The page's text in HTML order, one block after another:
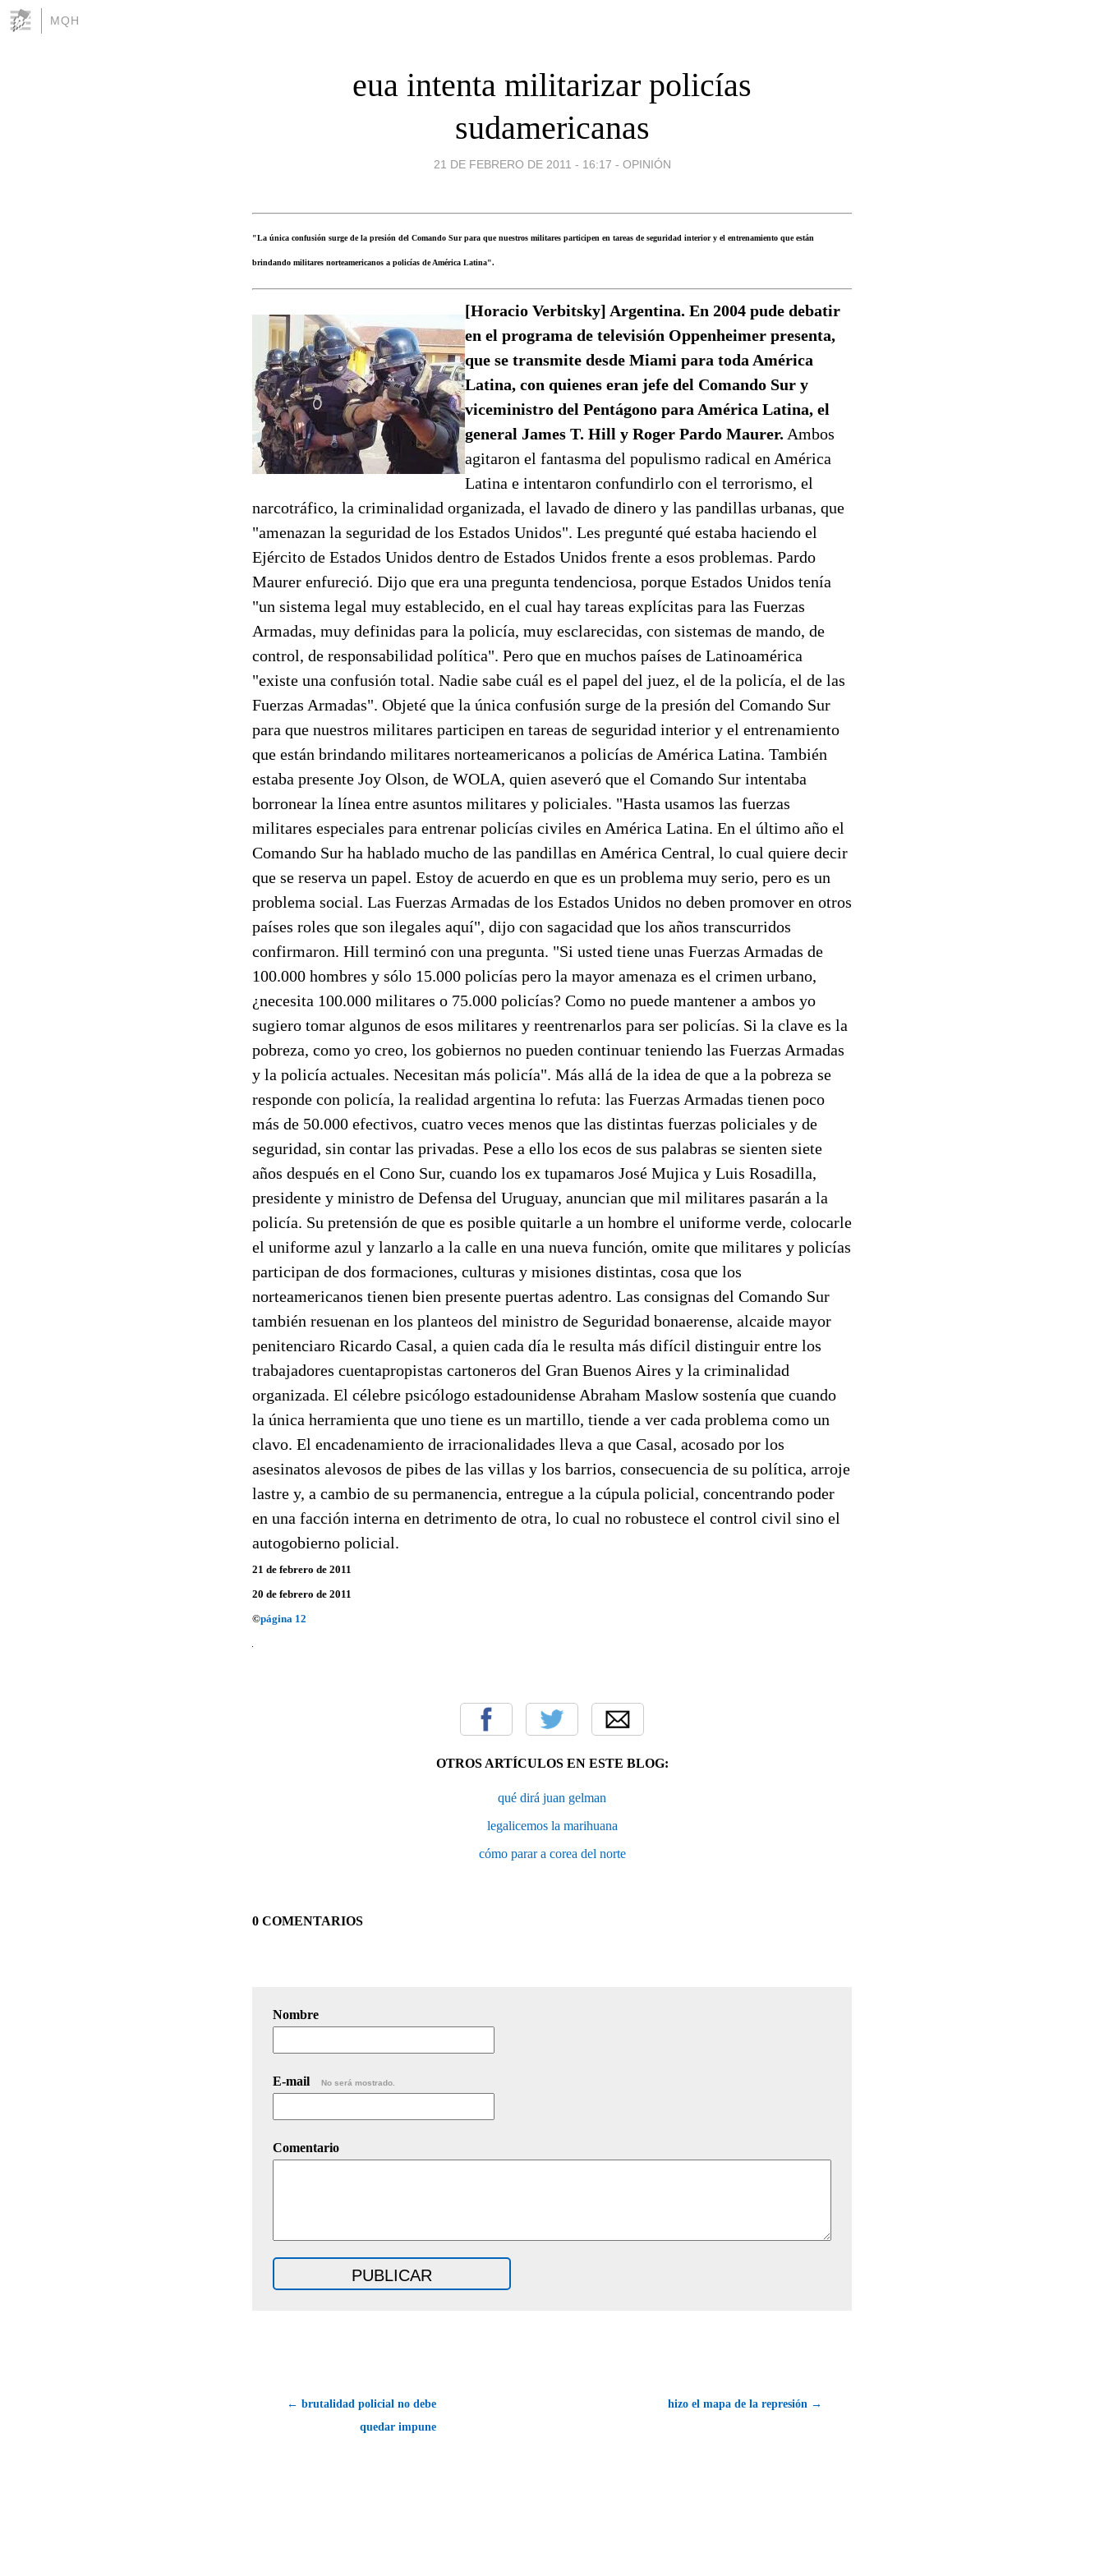
MQH
eua intenta militarizar policías
sudamericanas
21 DE FEBRERO DE 2011 - 16:17 - OPINIÓN
"La única confusión surge de la presión del Comando Sur para que nuestros militares participen en tareas de seguridad interior y el entrenamiento que están
brindando militares norteamericanos a policías de América Latina".
[Horacio Verbitsky] Argentina. En 2004 pude debatir
en el programa de televisión Oppenheimer presenta,
que se transmite desde Miami para toda América
Latina, con quienes eran jefe del Comando Sur y
viceministro del Pentágono para América Latina, el
general James T. Hill y Roger Pardo Maurer. Ambos
agitaron el fantasma del populismo radical en América
Latina e intentaron confundirlo con el terrorismo, el
narcotráfico, la criminalidad organizada, el lavado de dinero y las pandillas urbanas, que
"amenazan la seguridad de los Estados Unidos". Les pregunté qué estaba haciendo el
Ejército de Estados Unidos dentro de Estados Unidos frente a esos problemas. Pardo
Maurer enfureció. Dijo que era una pregunta tendenciosa, porque Estados Unidos tenía
"un sistema legal muy establecido, en el cual hay tareas explícitas para las Fuerzas
Armadas, muy definidas para la policía, muy esclarecidas, con sistemas de mando, de
control, de responsabilidad política". Pero que en muchos países de Latinoamérica
"existe una confusión total. Nadie sabe cuál es el papel del juez, el de la policía, el de las
Fuerzas Armadas". Objeté que la única confusión surge de la presión del Comando Sur
para que nuestros militares participen en tareas de seguridad interior y el entrenamiento
que están brindando militares norteamericanos a policías de América Latina. También
estaba presente Joy Olson, de WOLA, quien aseveró que el Comando Sur intentaba
borronear la línea entre asuntos militares y policiales. "Hasta usamos las fuerzas
militares especiales para entrenar policías civiles en América Latina. En el último año el
Comando Sur ha hablado mucho de las pandillas en América Central, lo cual quiere decir
que se reserva un papel. Estoy de acuerdo en que es un problema muy serio, pero es un
problema social. Las Fuerzas Armadas de los Estados Unidos no deben promover en otros
países roles que son ilegales aquí", dijo con sagacidad que los años transcurridos
confirmaron. Hill terminó con una pregunta. "Si usted tiene unas Fuerzas Armadas de
100.000 hombres y sólo 15.000 policías pero la mayor amenaza es el crimen urbano,
¿necesita 100.000 militares o 75.000 policías? Como no puede mantener a ambos yo
sugiero tomar algunos de esos militares y reentrenarlos para ser policías. Si la clave es la
pobreza, como yo creo, los gobiernos no pueden continuar teniendo las Fuerzas Armadas
y la policía actuales. Necesitan más policía". Más allá de la idea de que a la pobreza se
responde con policía, la realidad argentina lo refuta: las Fuerzas Armadas tienen poco
más de 50.000 efectivos, cuatro veces menos que las distintas fuerzas policiales y de
seguridad, sin contar las privadas. Pese a ello los ecos de sus palabras se sienten siete
años después en el Cono Sur, cuando los ex tupamaros José Mujica y Luis Rosadilla,
presidente y ministro de Defensa del Uruguay, anuncian que mil militares pasarán a la
policía. Su pretensión de que es posible quitarle a un hombre el uniforme verde, colocarle
el uniforme azul y lanzarlo a la calle en una nueva función, omite que militares y policías
participan de dos formaciones, culturas y misiones distintas, cosa que los
norteamericanos tienen bien presente puertas adentro. Las consignas del Comando Sur
también resuenan en los planteos del ministro de Seguridad bonaerense, alcaide mayor
penitenciaro Ricardo Casal, a quien cada día le resulta más difícil distinguir entre los
trabajadores cuentapropistas cartoneros del Gran Buenos Aires y la criminalidad
organizada. El célebre psicólogo estadounidense Abraham Maslow sostenía que cuando
la única herramienta que uno tiene es un martillo, tiende a ver cada problema como un
clavo. El encadenamiento de irracionalidades lleva a que Casal, acosado por los
asesinatos alevosos de pibes de las villas y los barrios, consecuencia de su política, arroje
lastre y, a cambio de su permanencia, entregue a la cúpula policial, concentrando poder
en una facción interna en detrimento de otra, lo cual no robustece el control civil sino el
autogobierno policial.
21 de febrero de 2011
20 de febrero de 2011
©página 12
OTROS ARTÍCULOS EN ESTE BLOG:
qué dirá juan gelman
legalicemos la marihuana
cómo parar a corea del norte
0 COMENTARIOS
Nombre
E-mail No será mostrado.
Comentario
← brutalidad policial no debe
quedar impune
hizo el mapa de la represión →